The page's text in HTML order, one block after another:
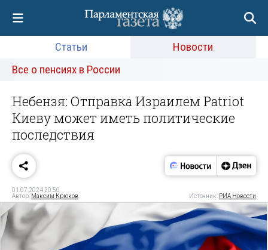
Статьи
Новости
Все о пенсиях в России
Небензя: Отправка Израилем Patriot
Киеву может иметь политические
последствия
01.07.2024 20:50
Автор: Максим Крюков Источник: РИА Новости